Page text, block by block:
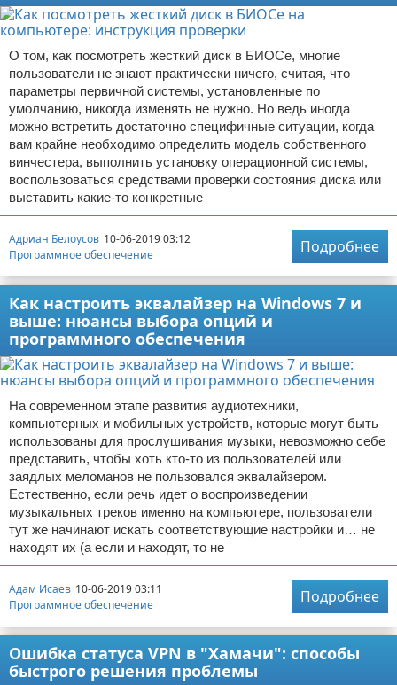
О том, как посмотреть жесткий диск в БИОСе, многие
пользователи не знают практически ничего, считая, что
параметры первичной системы, установленные по
умолчанию, никогда изменять не нужно. Но ведь иногда
можно встретить достаточно специфичные ситуации, когда
вам крайне необходимо определить модель собственного
винчестера, выполнить установку операционной системы,
воспользоваться средствами проверки состояния диска или
выставить какие-то конкретные
Адриан Белоусов 10-06-2019 03:12
Программное обеспечение
Подробнее
Как настроить эквалайзер на Windows 7 и
выше: нюансы выбора опций и
программного обеспечения
На современном этапе развития аудиотехники,
компьютерных и мобильных устройств, которые могут быть
использованы для прослушивания музыки, невозможно себе
представить, чтобы хоть кто-то из пользователей или
заядлых меломанов не пользовался эквалайзером.
Естественно, если речь идет о воспроизведении
музыкальных треков именно на компьютере, пользователи
тут же начинают искать соответствующие настройки и… не
находят их (а если и находят, то не
Адам Исаев 10-06-2019 03:11
Программное обеспечение
Подробнее
Ошибка статуса VPN в "Хамачи": способы
быстрого решения проблемы